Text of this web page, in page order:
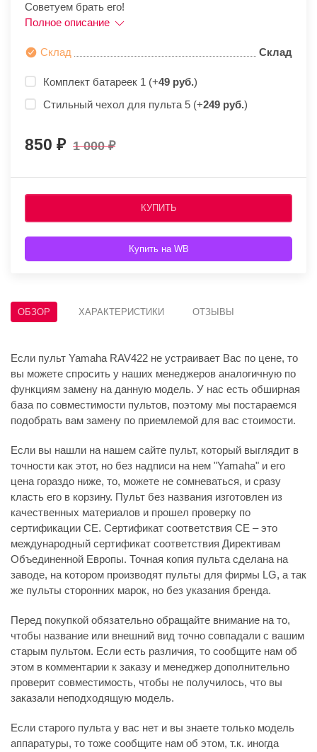
Советуем брать его!
Полное описание
Склад Склад
Комплект батареек 1 (+49 руб.)
Стильный чехол для пульта 5 (+249 руб.)
850 1 000
КУПИТЬ
Купить на WB
ОБЗОР ХАРАКТЕРИСТИКИ ОТЗЫВЫ
Если пульт Yamaha RAV422 не устраивает Вас по цене, то
вы можете спросить у наших менеджеров аналогичную по
функциям замену на данную модель. У нас есть обширная
база по совместимости пультов, поэтому мы постараемся
подобрать вам замену по приемлемой для вас стоимости.
Если вы нашли на нашем сайте пульт, который выглядит в
точности как этот, но без надписи на нем "Yamaha" и его
цена гораздо ниже, то, можете не сомневаться, и сразу
класть его в корзину. Пульт без названия изготовлен из
качественных материалов и прошел проверку по
сертификации CE. Сертификат соответствия СЕ – это
международный сертификат соответствия Директивам
Объединенной Европы. Точная копия пульта сделана на
заводе, на котором производят пульты для фирмы LG, а так
же пульты сторонних марок, но без указания бренда.
Перед покупкой обязательно обращайте внимание на то,
чтобы название или внешний вид точно совпадали с вашим
старым пультом. Если есть различия, то сообщите нам об
этом в комментарии к заказу и менеджер дополнительно
проверит совместимость, чтобы не получилось, что вы
заказали неподходящую модель.
Если старого пульта у вас нет и вы знаете только модель
аппаратуры, то тоже сообщите нам об этом, т.к. иногда